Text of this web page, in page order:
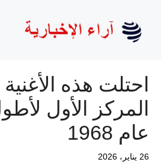
المحتوى
احتلت هذه
المركز الأول
عام 1968
26 يناير، 2026